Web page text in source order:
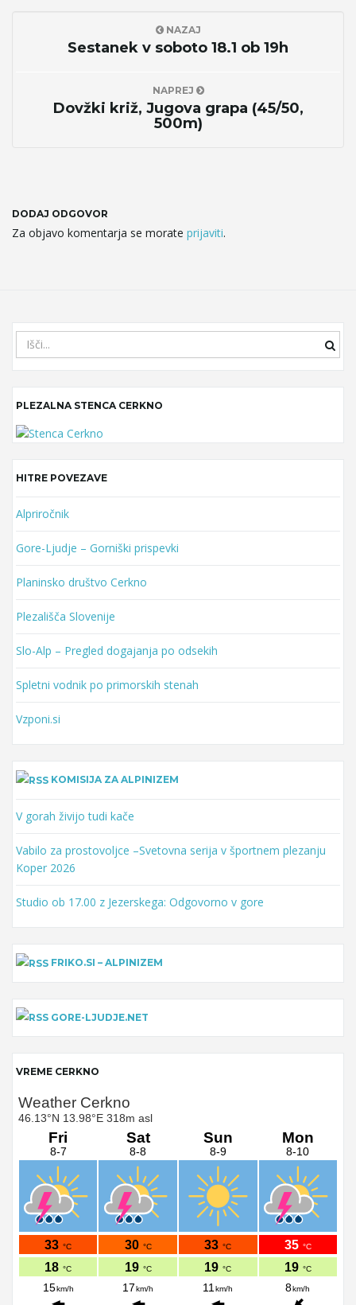
NAZAJ
Sestanek v soboto 18.1 ob 19h
NAPREJ
Dovžki križ, Jugova grapa (45/50,
500m)
DODAJ ODGOVOR
Za objavo komentarja se morate prijaviti.
e
a
r
c
h
k
e
y
w
o
r
d
PLEZALNA STENCA CERKNO
HITRE POVEZAVE
Alpriročnik
Gore-Ljudje – Gorniški prispevki
Planinsko društvo Cerkno
Plezališča Slovenije
Slo-Alp – Pregled dogajanja po odsekih
Spletni vodnik po primorskih stenah
Vzponi.si
KOMISIJA ZA ALPINIZEM
V gorah živijo tudi kače
Vabilo za prostovoljce –Svetovna serija v športnem plezanju
Koper 2026
Studio ob 17.00 z Jezerskega: Odgovorno v gore
FRIKO.SI – ALPINIZEM
GORE-LJUDJE.NET
VREME CERKNO